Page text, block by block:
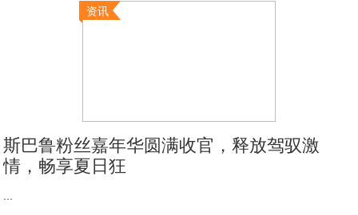
资讯
斯巴鲁粉丝嘉年华圆满收官，释放驾驭激
情，畅享夏日狂
...